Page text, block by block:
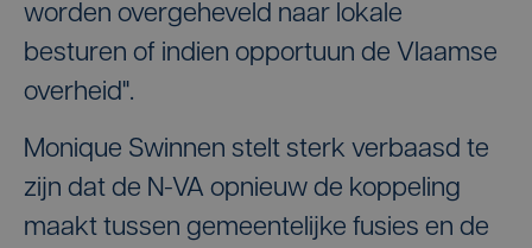
worden overgeheveld naar lokale
besturen of indien opportuun de Vlaamse
overheid".
Monique Swinnen stelt sterk verbaasd te
zijn dat de N-VA opnieuw de koppeling
maakt tussen gemeentelijke fusies en de